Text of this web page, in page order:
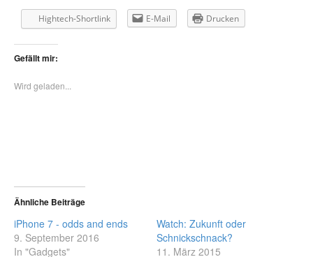
Hightech-Shortlink E-Mail Drucken
Gefällt mir:
Wird geladen...
Ähnliche Beiträge
iPhone 7 - odds and ends
9. September 2016
In "Gadgets"
Watch: Zukunft oder
Schnickschnack?
11. März 2015